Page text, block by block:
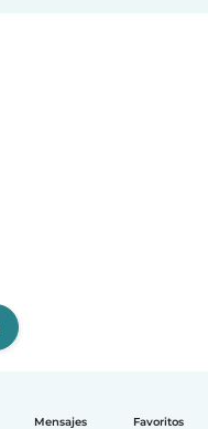
Mensajes Favoritos